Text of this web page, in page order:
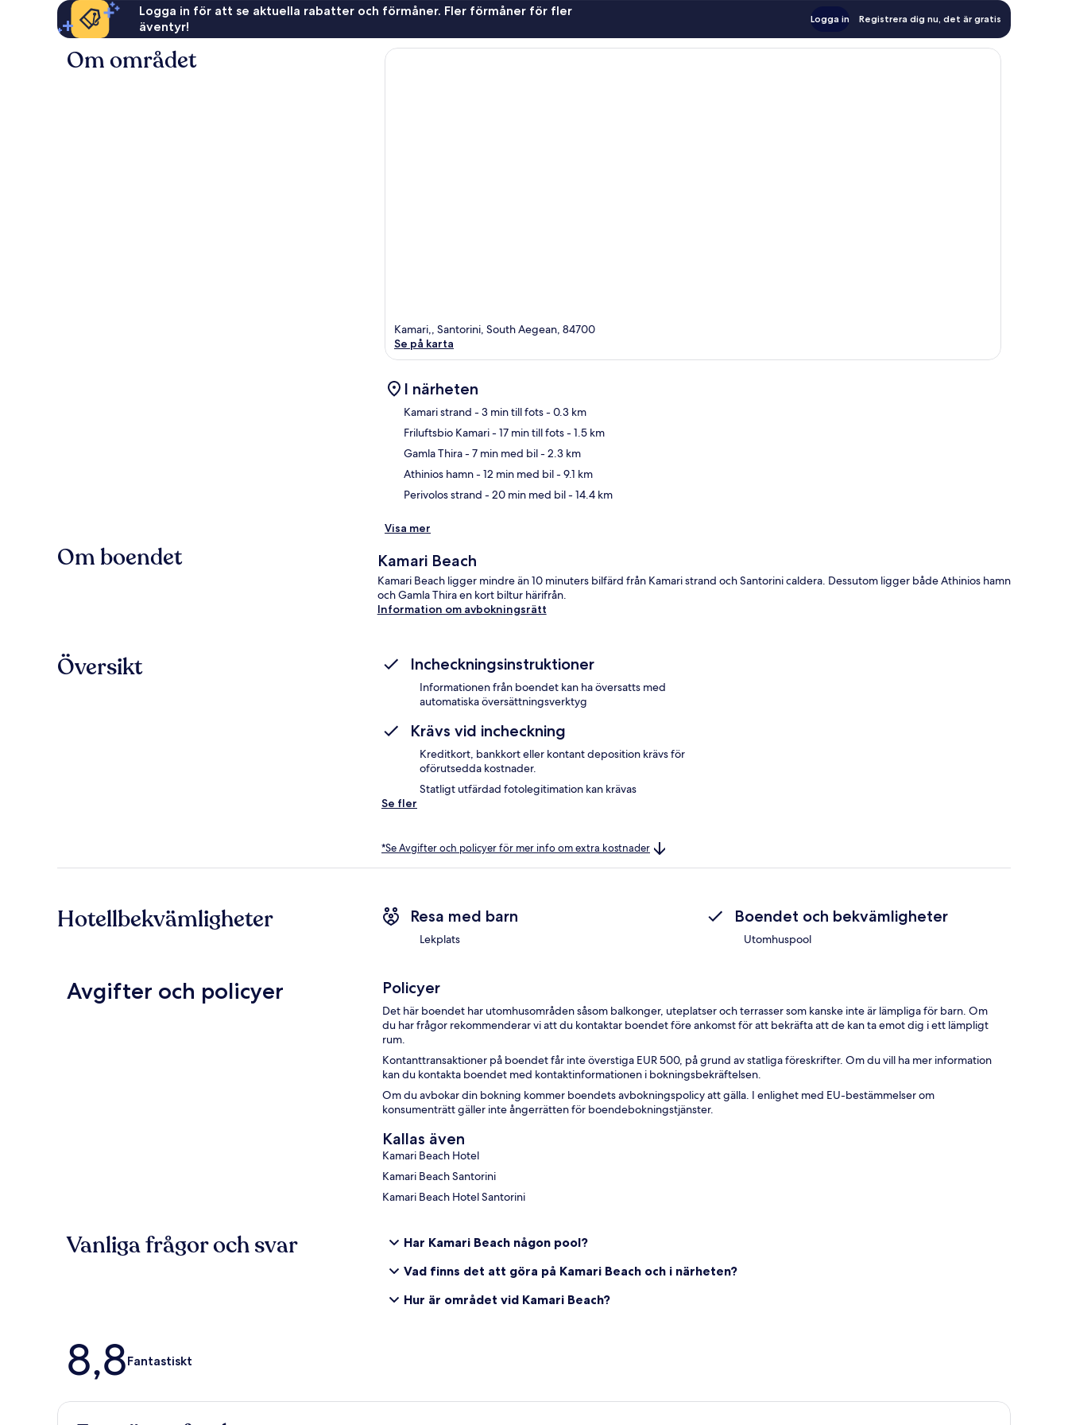
Logga in för att se aktuella rabatter och förmåner. Fler förmåner för fler
äventyr!
Logga in Registrera dig nu, det är gratis
Om området
Kamari,, Santorini, South Aegean, 84700
Se på karta
I närheten
Kamari strand - 3 min till fots- 0.3 km
Friluftsbio Kamari- 17 min till fots- 1.5 km
Gamla Thira- 7 min med bil- 2.3 km
Athinios hamn- 12 min med bil- 9.1 km
Perivolos strand - 20 min med bil- 14.4 km
Visa mer
Om boendet Kamari Beach
Kamari Beach ligger mindre än 10 minuters bilfärd från Kamari strand och Santorini caldera. Dessutom ligger både Athinios hamn
och Gamla Thira en kort biltur härifrån.
Information om avbokningsrätt
Översikt Incheckningsinstruktioner
Informationen från boendet kan ha översatts med
automatiska översättningsverktyg
Krävs vid incheckning
Kreditkort, bankkort eller kontant deposition krävs för
oförutsedda kostnader.
Statligt utfärdad fotolegitimation kan krävas
Se fler
*Se Avgifter och policyer för mer info om extra kostnader
Hotellbekvämligheter Resa med barn
Lekplats
Boendet och bekvämligheter
Utomhuspool
Avgifter och policyer Policyer
Det här boendet har utomhusområden såsom balkonger, uteplatser och terrasser som kanske inte är lämpliga för barn. Om
du har frågor rekommenderar vi att du kontaktar boendet före ankomst för att bekräfta att de kan ta emot dig i ett lämpligt
rum.
Kontanttransaktioner på boendet får inte överstiga EUR 500, på grund av statliga föreskrifter. Om du vill ha mer information
kan du kontakta boendet med kontaktinformationen i bokningsbekräftelsen.
Om du avbokar din bokning kommer boendets avbokningspolicy att gälla. I enlighet med EU-bestämmelser om
konsumenträtt gäller inte ångerrätten för boendebokningstjänster.
Kallas även
Kamari Beach Hotel
Kamari Beach Santorini
Kamari Beach Hotel Santorini
Vanliga frågor och svar
Har Kamari Beach någon pool?
Vad finns det att göra på Kamari Beach och i närheten?
Hur är området vid Kamari Beach?
Recensioner
8,8Fantastiskt